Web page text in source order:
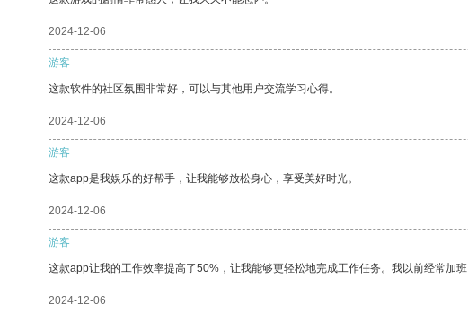
2024-12-06
游客
这款软件的社区氛围非常好，可以与其他用户交流学习心得。
2024-12-06
游客
这款app是我娱乐的好帮手，让我能够放松身心，享受美好时光。
2024-12-06
游客
这款app让我的工作效率提高了50%，让我能够更轻松地完成工作任务。我以前经常加
2024-12-06